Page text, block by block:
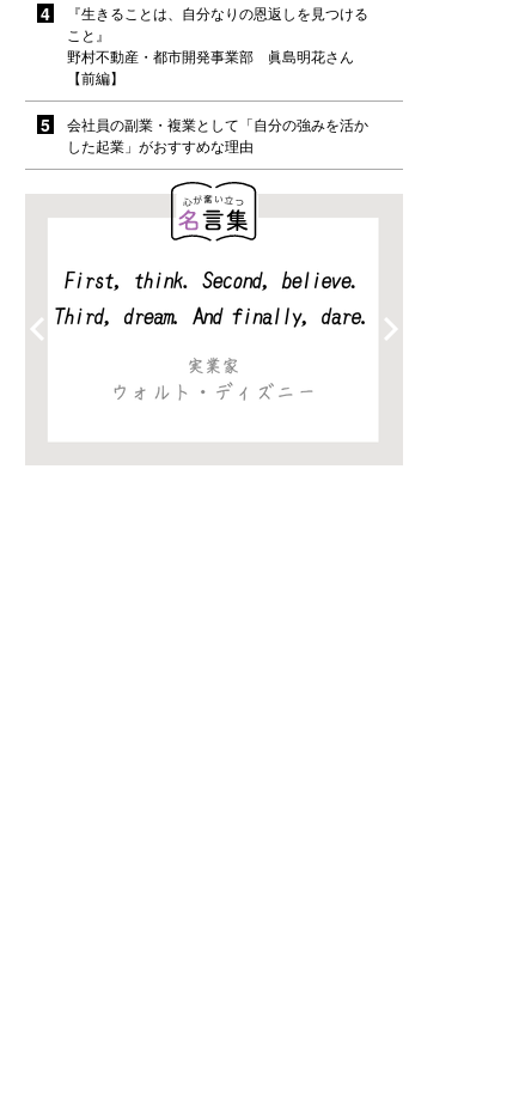
『生きることは、自分なりの恩返しを見つける
こと』
野村不動産・都市開発事業部 眞島明花さん
【前編】
会社員の副業・複業として「自分の強みを活か
した起業」がおすすめな理由